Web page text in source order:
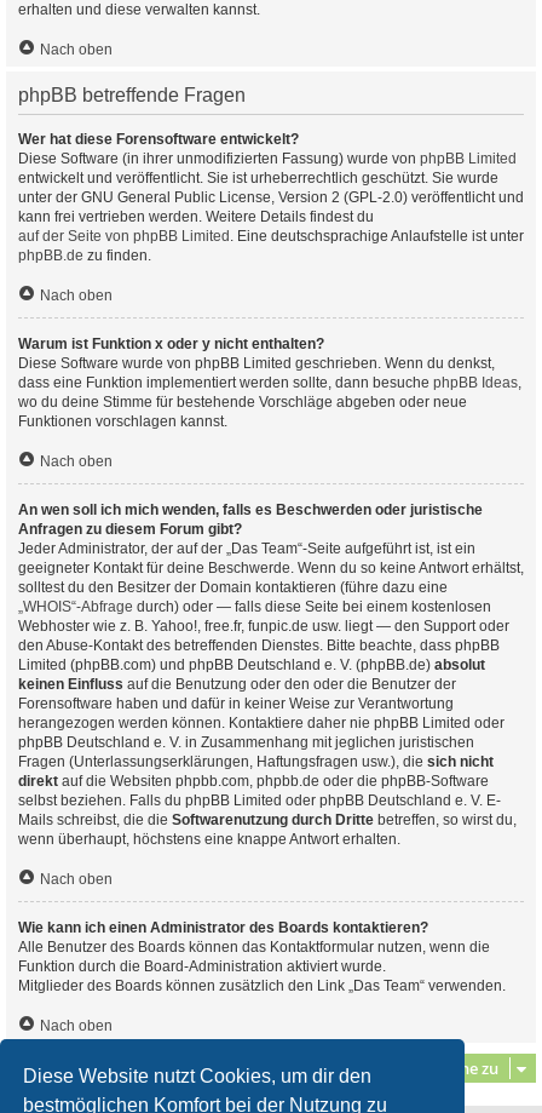
Diese Website nutzt Cookies, um dir den
bestmöglichen Komfort bei der Nutzung zu
erhalten und diese verwalten kannst.
Nach oben
phpBB betreffende Fragen
Wer hat diese Forensoftware entwickelt?
Diese Software (in ihrer unmodifizierten Fassung) wurde von phpBB Limited
entwickelt und veröffentlicht. Sie ist urheberrechtlich geschützt. Sie wurde
unter der GNU General Public License, Version 2 (GPL-2.0) veröffentlicht und
kann frei vertrieben werden. Weitere Details findest du
auf der Seite von phpBB Limited . Eine deutschsprachige Anlaufstelle ist unter
phpBB.de zu finden.
Nach oben
Warum ist Funktion x oder y nicht enthalten?
Diese Software wurde von phpBB Limited geschrieben. Wenn du denkst,
dass eine Funktion implementiert werden sollte, dann besuche phpBB Ideas,
wo du deine Stimme für bestehende Vorschläge abgeben oder neue
Funktionen vorschlagen kannst.
Nach oben
An wen soll ich mich wenden, falls es Beschwerden oder juristische
Anfragen zu diesem Forum gibt?
Jeder Administrator, der auf der „Das Team“-Seite aufgeführt ist, ist ein
geeigneter Kontakt für deine Beschwerde. Wenn du so keine Antwort erhältst,
solltest du den Besitzer der Domain kontaktieren (führe dazu eine
„WHOIS“-Abfrage durch) oder — falls diese Seite bei einem kostenlosen
Webhoster wie z. B. Yahoo!, free.fr, funpic.de usw. liegt — den Support oder
den Abuse-Kontakt des betreffenden Dienstes. Bitte beachte, dass phpBB
Limited (phpBB.com) und phpBB Deutschland e. V. (phpBB.de) absolut
keinen Einfluss auf die Benutzung oder den oder die Benutzer der
Forensoftware haben und dafür in keiner Weise zur Verantwortung
herangezogen werden können. Kontaktiere daher nie phpBB Limited oder
phpBB Deutschland e. V. in Zusammenhang mit jeglichen juristischen
Fragen (Unterlassungserklärungen, Haftungsfragen usw.), die sich nicht
direkt auf die Websiten phpbb.com, phpbb.de oder die phpBB-Software
selbst beziehen. Falls du phpBB Limited oder phpBB Deutschland e. V. E-
Mails schreibst, die die Softwarenutzung durch Dritte betreffen, so wirst du,
wenn überhaupt, höchstens eine knappe Antwort erhalten.
Nach oben
Wie kann ich einen Administrator des Boards kontaktieren?
Alle Benutzer des Boards können das Kontaktformular nutzen, wenn die
Funktion durch die Board-Administration aktiviert wurde.
Mitglieder des Boards können zusätzlich den Link „Das Team“ verwenden.
Nach oben
Gehe zu